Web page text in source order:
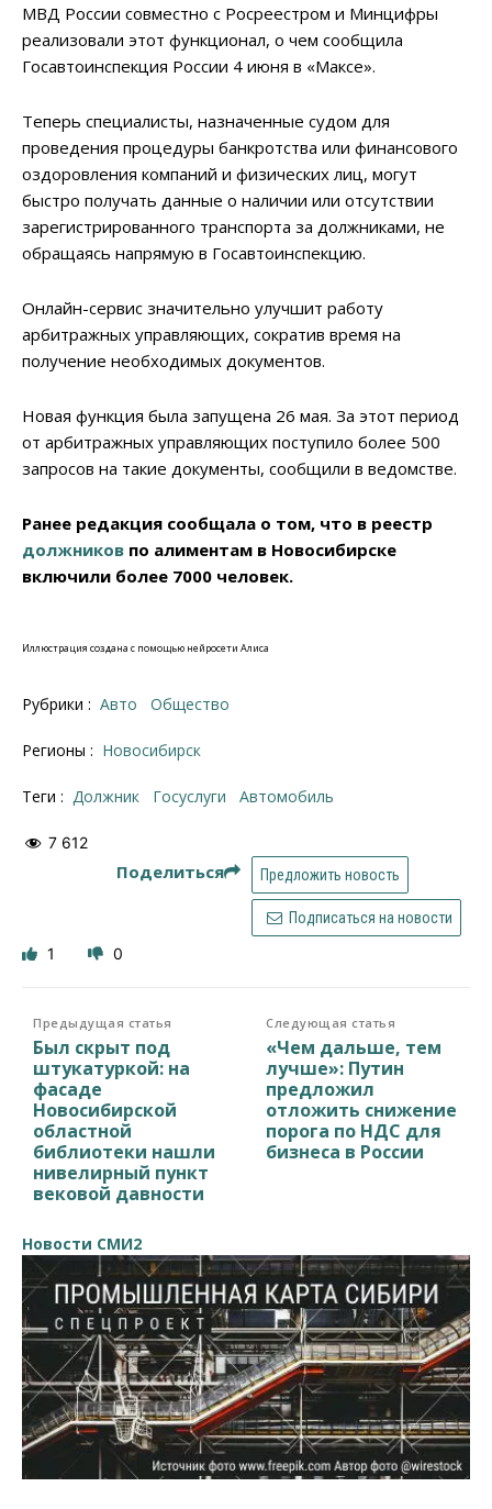
МВД России совместно с Росреестром и Минцифры
реализовали этот функционал, о чем сообщила
Госавтоинспекция России 4 июня в «Максе».
Теперь специалисты, назначенные судом для
проведения процедуры банкротства или финансового
оздоровления компаний и физических лиц, могут
быстро получать данные о наличии или отсутствии
зарегистрированного транспорта за должниками, не
обращаясь напрямую в Госавтоинспекцию.
Онлайн-сервис значительно улучшит работу
арбитражных управляющих, сократив время на
получение необходимых документов.
Новая функция была запущена 26 мая. За этот период
от арбитражных управляющих поступило более 500
запросов на такие документы, сообщили в ведомстве.
Ранее редакция сообщала о том, что в реестр
должников по алиментам в Новосибирске
включили более 7000 человек.
Иллюстрация создана с помощью нейросети Алиса
Рубрики : Авто Общество
Регионы : Новосибирск
Теги : должник Госуслуги автомобиль
7 612
Поделиться Предложить новость
Подписаться на новости
1 0
Предыдущая статья
Был скрыт под
штукатуркой: на
фасаде
Новосибирской
областной
библиотеки нашли
нивелирный пункт
вековой давности
Следующая статья
«Чем дальше, тем
лучше»: Путин
предложил
отложить снижение
порога по НДС для
бизнеса в России
Новости СМИ2